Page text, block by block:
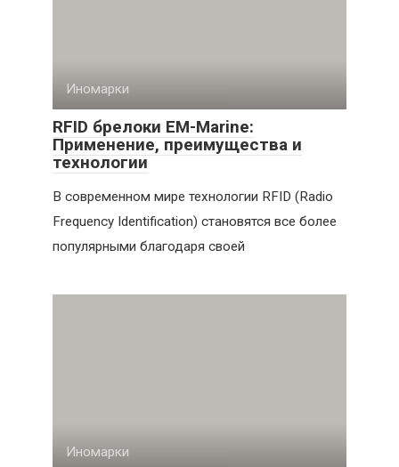
Иномарки
RFID брелоки EM-Marine:
Применение, преимущества и
технологии
В современном мире технологии RFID (Radio
Frequency Identification) становятся все более
популярными благодаря своей
Иномарки